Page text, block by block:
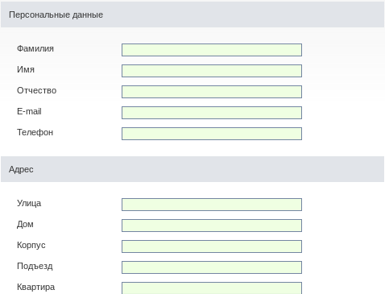
Персональные данные
Фамилия
Имя
Отчество
E-mail
Телефон
Адрес
Улица
Дом
Корпус
Подъезд
Квартира